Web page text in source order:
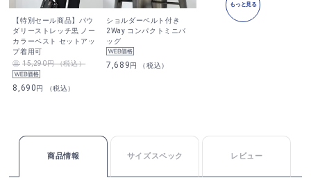
【特別セール商品】パウ
ダリーストレッチ黒 ノー
カラーベスト セットアッ
プ着用可
15,290円 （税込）
8,690円 （税込）
ショルダーベルト付き
2Way コンパクトミニバ
ッグ
7,689円 （税込）
もっと見る
商品情報 サイズスペック レビュー